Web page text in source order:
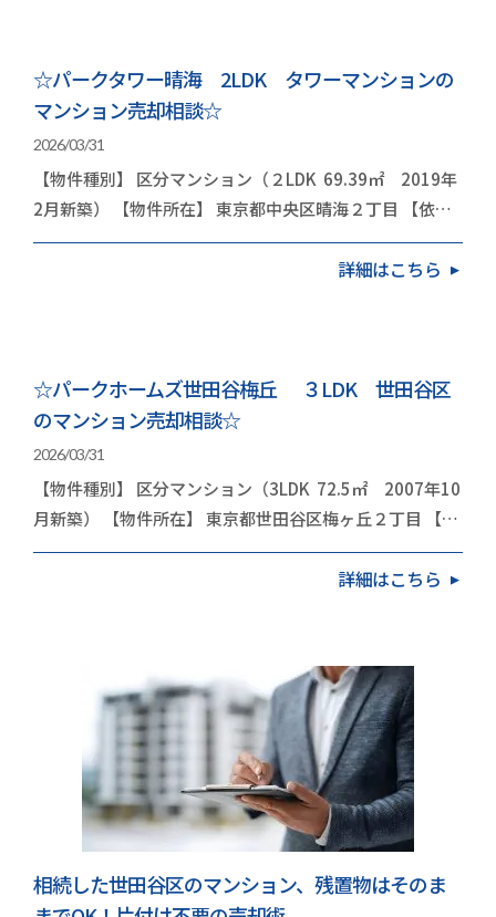
☆パークタワー晴海 2LDK タワーマンションの
マンション売却相談☆
2026/03/31
【物件種別】 区分マンション（２LDK 69.39㎡ 2019年
2月新築） 【物件所在】 東京都中央区晴海２丁目 【依頼
内容】 お住み替え（引越し） 今回は…
詳細はこちら
☆パークホームズ世田谷梅丘 ３LDK 世田谷区
のマンション売却相談☆
2026/03/31
【物件種別】 区分マンション（3LDK 72.5㎡ 2007年10
月新築） 【物件所在】 東京都世田谷区梅ヶ丘２丁目 【依
頼内容】 お住み替え（引越し） 今…
詳細はこちら
相続した世田谷区のマンション、残置物はそのま